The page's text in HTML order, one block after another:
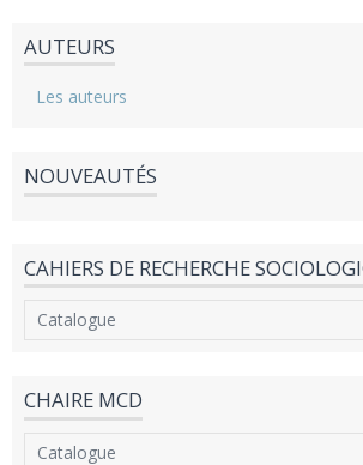
AUTEURS
Les auteurs
NOUVEAUTÉS
CAHIERS DE RECHERCHE
CHAIRE MCD